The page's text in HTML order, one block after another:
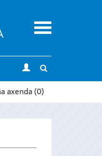
Menu
search
axenda (0)